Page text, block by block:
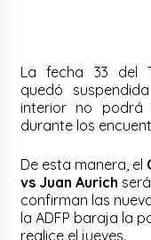
La fecha 33 del
quedó
interior no podrá
durante los
De esta manera, el
vs Juan Aurich
confirman las
la ADFP baraja la
realice el jueves.